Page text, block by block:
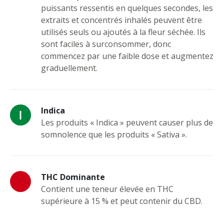
puissants ressentis en quelques secondes, les
extraits et concentrés inhalés peuvent être
utilisés seuls ou ajoutés à la fleur séchée. Ils
sont faciles à surconsommer, donc
commencez par une faible dose et augmentez
graduellement.
Indica
Les produits « Indica » peuvent causer plus de
somnolence que les produits « Sativa ».
THC Dominante
Contient une teneur élevée en THC
supérieure à 15 % et peut contenir du CBD.